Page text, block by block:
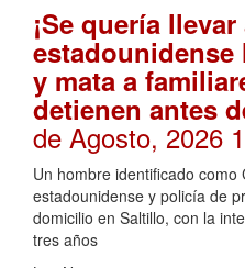
¡Se quería
estadounidense
y mata a
detienen antes
de Agosto, 2026
Un hombre identificado como
estadounidense y policía de
domicilio en Saltillo, con la
tres años